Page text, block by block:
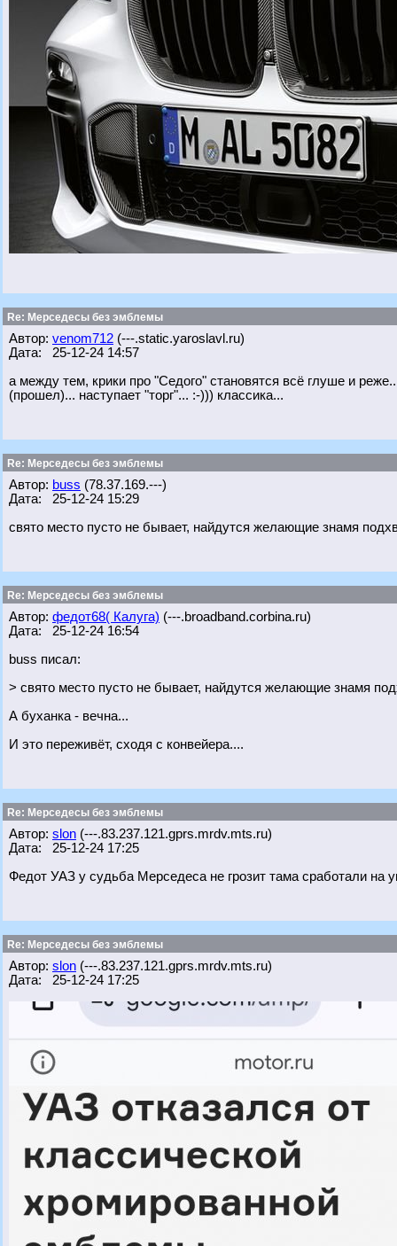
Re: Мерседесы без эмблемы
Автор: venom712 (---.static.yaroslavl.ru)
Дата: 25-12-24 14:57
а между тем, крики про "Седого" становятся всё глуше и
(прошел)... наступает "торг"... :-))) классика...
Re: Мерседесы без эмблемы
Автор: buss (78.37.169.---)
Дата: 25-12-24 15:29
свято место пусто не бывает, найдутся желающие знамя
Re: Мерседесы без эмблемы
Автор: федот68( Калуга) (---.broadband.corbina.ru)
Дата: 25-12-24 16:54
buss писал:
> свято место пусто не бывает, найдутся желающие знамя
А буханка - вечна...
И это переживёт, сходя с конвейера....
Re: Мерседесы без эмблемы
Автор: slon (---.83.237.121.gprs.mrdv.mts.ru)
Дата: 25-12-24 17:25
Федот УАЗ у судьба Мерседеса не грозит тама сработали на
Re: Мерседесы без эмблемы
Автор: slon (---.83.237.121.gprs.mrdv.mts.ru)
Дата: 25-12-24 17:25